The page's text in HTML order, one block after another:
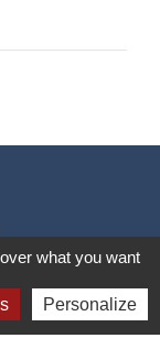
what you want
Personalize